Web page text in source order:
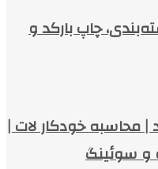
چاپ بارکد و
محاسبه خودکار لات |
و سوئینگ